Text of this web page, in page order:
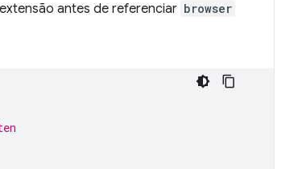
antes de referenciar browser